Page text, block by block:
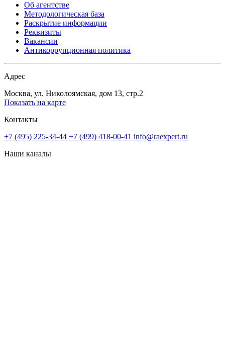
Об агентстве
Методологическая база
Раскрытие информации
Реквизиты
Вакансии
Антикоррупционная политика
Адрес
Москва, ул. Николоямская, дом 13, стр.2
Показать на карте
Контакты
+7 (495) 225-34-44 +7 (499) 418-00-41 info@raexpert.ru
Наши каналы